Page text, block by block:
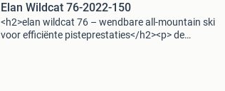
Elan Wildcat 76-2022-150
<h2>elan wildcat 76 – wendbare all-mountain ski
voor efficiënte pisteprestaties</h2><p> de